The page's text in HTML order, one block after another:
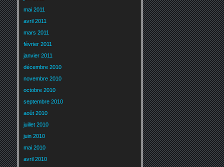
mai 2011
avril 2011
mars 2011
février 2011
janvier 2011
décembre 2010
novembre 2010
octobre 2010
septembre 2010
août 2010
juillet 2010
juin 2010
mai 2010
avril 2010